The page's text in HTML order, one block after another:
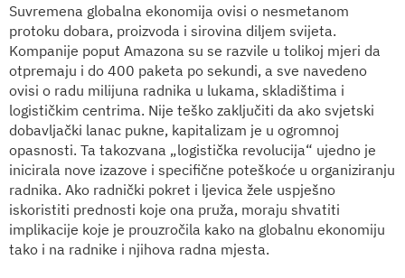
Suvremena globalna ekonomija ovisi o nesmetanom
protoku dobara, proizvoda i sirovina diljem svijeta.
Kompanije poput Amazona su se razvile u tolikoj mjeri da
otpremaju i do 400 paketa po sekundi, a sve navedeno
ovisi o radu milijuna radnika u lukama, skladištima i
logističkim centrima. Nije teško zaključiti da ako svjetski
dobavljački lanac pukne, kapitalizam je u ogromnoj
opasnosti. Ta takozvana „logistička revolucija“ ujedno je
inicirala nove izazove i specifične poteškoće u organiziranju
radnika. Ako radnički pokret i ljevica žele uspješno
iskoristiti prednosti koje ona pruža, moraju shvatiti
implikacije koje je prouzročila kako na globalnu ekonomiju
tako i na radnike i njihova radna mjesta.